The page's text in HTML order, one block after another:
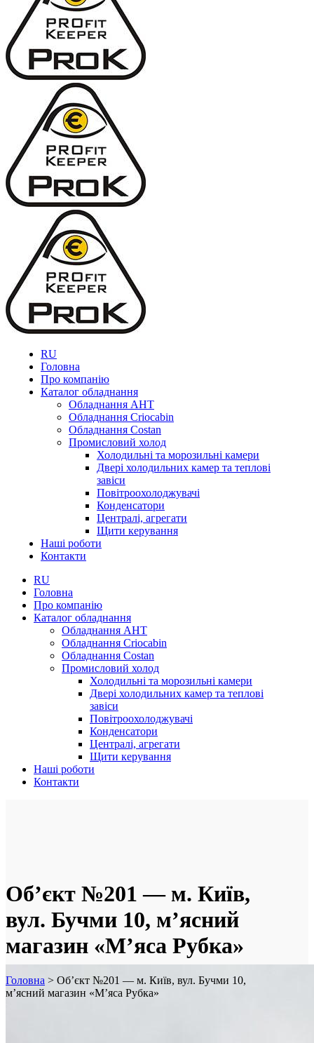
RU
Головна
Про компанію
Каталог обладнання
Обладнання AHT
Обладнання Criocabin
Обладнання Costan
Промисловий холод
Холодильні та морозильні камери
Двері холодильних камер та теплові
завіси
Повітроохолоджувачі
Конденсатори
Централі, агрегати
Щити керування
Наші роботи
Контакти
RU
Головна
Про компанію
Каталог обладнання
Обладнання AHT
Обладнання Criocabin
Обладнання Costan
Промисловий холод
Холодильні та морозильні камери
Двері холодильних камер та теплові
завіси
Повітроохолоджувачі
Конденсатори
Централі, агрегати
Щити керування
Наші роботи
Контакти
Об’єкт №201 — м. Київ,
вул. Бучми 10, м’ясний
магазин «М’яса Рубка»
Головна > Об’єкт №201 — м. Київ, вул. Бучми 10,
м’ясний магазин «М’яса Рубка»